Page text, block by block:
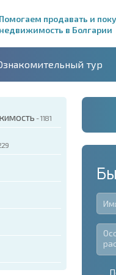
Помогаем продавать и
недвижимость в Болгарии
тур
- 1181